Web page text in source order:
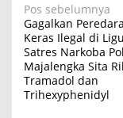
Navigasi
pos
Pos sebelumnya
Gagalkan
Keras Ilegal di
Satres Narkoba
Majalengka Sita
Tramadol dan
Trihexyphenidyl